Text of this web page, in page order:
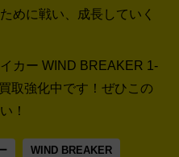
めに戦い、成長していく
カー WIND BREAKER 1-
取強化中です！ ぜひこの
！
WIND BREAKER